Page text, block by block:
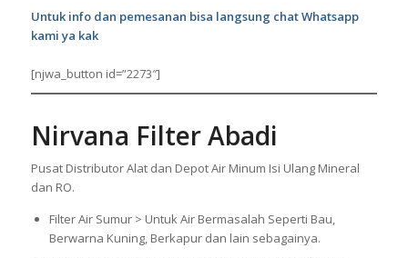
Untuk info dan pemesanan bisa langsung chat Whatsapp
kami ya kak
[njwa_button id=”2273″]
Nirvana Filter Abadi
Pusat Distributor Alat dan Depot Air Minum Isi Ulang Mineral
dan RO.
Filter Air Sumur > Untuk Air Bermasalah Seperti Bau,
Berwarna Kuning, Berkapur dan lain sebagainya.